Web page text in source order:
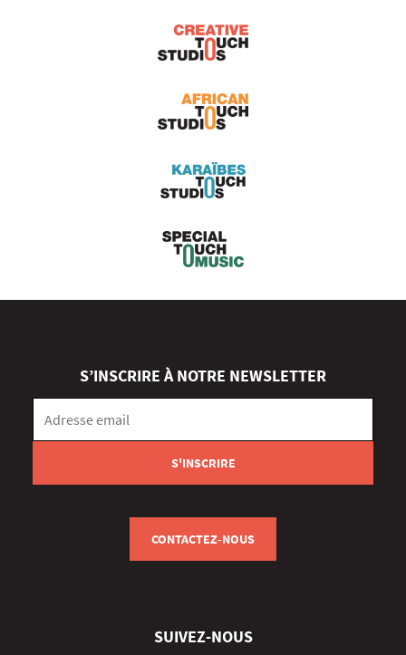
S’INSCRIRE À NOTRE NEWSLETTER
CONTACTEZ-NOUS
SUIVEZ-NOUS